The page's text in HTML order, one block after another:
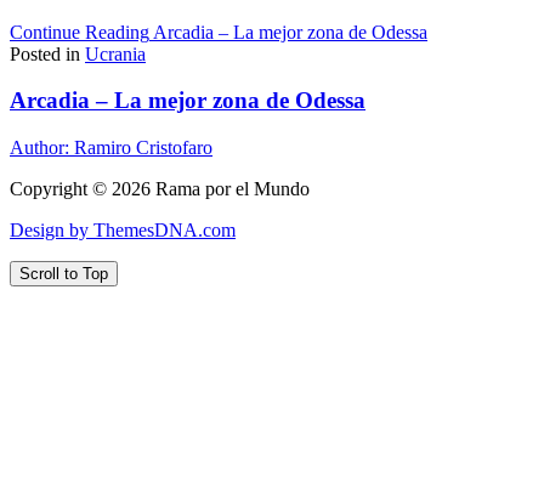
Continue Reading Arcadia – La mejor zona de Odessa
Posted in Ucrania
Arcadia – La mejor zona de Odessa
Author: Ramiro Cristofaro
Copyright © 2026 Rama por el Mundo
Design by ThemesDNA.com
Scroll to Top